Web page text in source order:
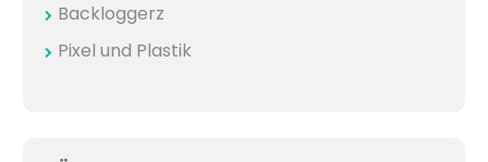
Backloggerz
Pixel und Plastik